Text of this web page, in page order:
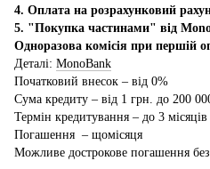
4. Оплата на розрахунковий
5. "Покупка частинами" від
Одноразова комісія при першій
Деталі: MonoBank
Початковий внесок – від 0%
Сума кредиту – від 1 грн. до 200
Термін кредитування – до 3 місяців
Погашення – щомісяця
Можливе дострокове погашення без